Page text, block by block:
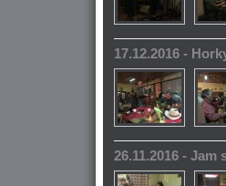
17.12.2016 -
26.11.2016 -